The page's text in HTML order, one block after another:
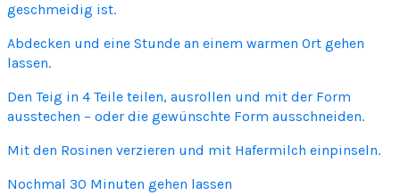
geschmeidig ist.
Abdecken und eine Stunde an einem warmen Ort gehen
lassen.
Den Teig in 4 Teile teilen, ausrollen und mit der Form
ausstechen – oder die gewünschte Form ausschneiden.
Mit den Rosinen verzieren und mit Hafermilch einpinseln.
Nochmal 30 Minuten gehen lassen